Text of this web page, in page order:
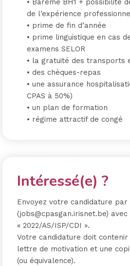
• Barème BH1 + possibilité
de l’expérience
• prime de fin d’année
• prime linguistique en cas
examens SELOR
• la gratuité des transports
• des chèques-repas
• une assurance
CPAS à 50%)
• un plan de formation
• régime attractif de congé
Intéressé(e) ?
Envoyez votre candidature par
(jobs@cpasgan.irisnet.be)
« 2022/AS/ISP/CDI ».
Votre candidature doit contenir
lettre de motivation et une
(ou équivalence).